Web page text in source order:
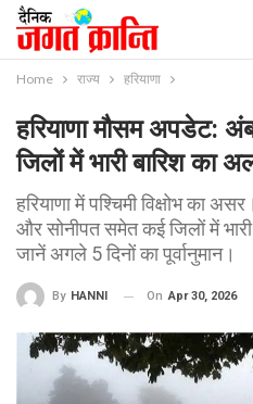
Home राज्य हरियाणा
हरियाणा मौसम अपडेट:
जिलों में भारी बारिश का
हरियाणा में पश्चिमी विक्षोभ का
और सोनीपत समेत कई जिलों में भारी
जानें अगले 5 दिनों का पूर्वानुमान।
By HANNI On Apr 30, 2026